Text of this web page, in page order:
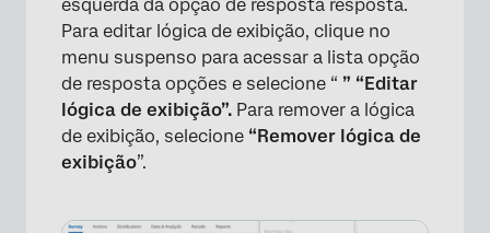
esquerda da opção de resposta resposta.
Para editar lógica de exibição, clique no
menu suspenso para acessar a lista opção
de resposta opções e selecione “ ” “Editar
lógica de exibição”. Para remover a lógica
de exibição, selecione “Remover lógica de
exibição”.